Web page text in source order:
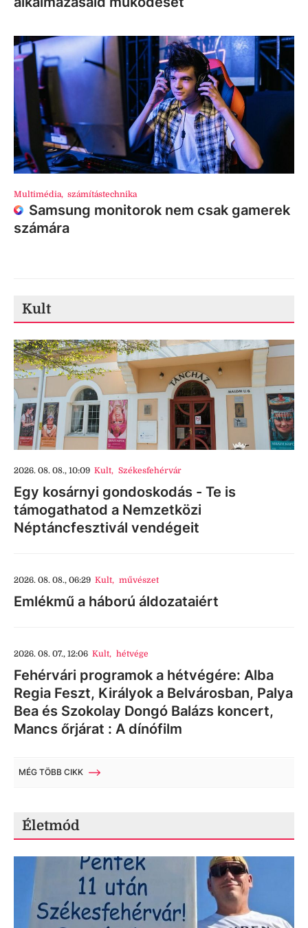
Multimédia, számítástechnika
Samsung monitorok nem csak gamerek
számára
Kult
2026. 08. 08., 10:09 Kult, Székesfehérvár
Egy kosárnyi gondoskodás - Te is
támogathatod a Nemzetközi
Néptáncfesztivál vendégeit
2026. 08. 08., 06:29 Kult, művészet
Emlékmű a háború áldozataiért
2026. 08. 07., 12:06 Kult, hétvége
Fehérvári programok a hétvégére: Alba
Regia Feszt, Királyok a Belvárosban, Palya
Bea és Szokolay Dongó Balázs koncert,
Mancs őrjárat : A dínófilm
MÉG TÖBB CIKK
Életmód